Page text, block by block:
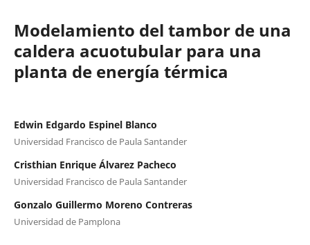
Modelamiento del tambor de una
caldera acuotubular para una
planta de energía térmica
Edwin Edgardo Espinel Blanco
Universidad Francisco de Paula Santander
Cristhian Enrique Álvarez Pacheco
Universidad Francisco de Paula Santander
Gonzalo Guillermo Moreno Contreras
Universidad de Pamplona